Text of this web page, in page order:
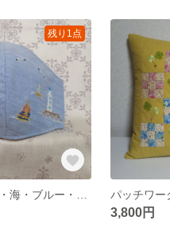
残り1点
3,800円